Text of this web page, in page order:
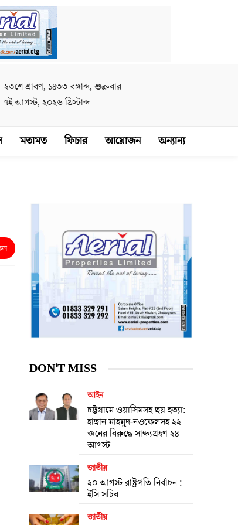
২৩শে শ্রাবণ, ১৪৩৩ বঙ্গাব্দ, শুক্রবার
৭ই আগস্ট, ২০২৬ খ্রিস্টাব্দ
মতামত ফিচার আয়োজন অন্যান্য
DON'T MISS
আইন
চট্টগ্রামে ওয়াসিমসহ ছয় হত্যা:
হাছান মাহমুদ-নওফেলসহ ২২
জনের বিরুদ্ধে সাক্ষ্যগ্রহণ ২৪
আগস্ট
জাতীয়
২০ আগস্ট রাষ্ট্রপতি নির্বাচন :
ইসি সচিব
জাতীয়